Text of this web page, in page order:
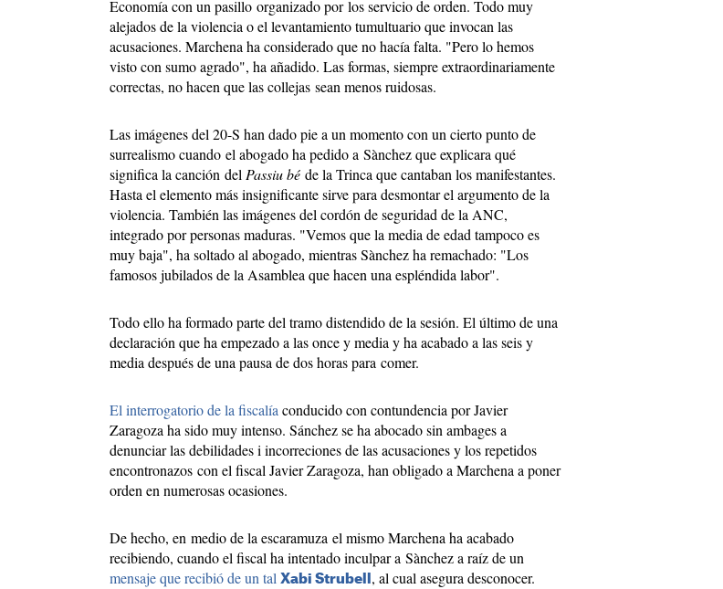
Economía con un pasillo organizado por los servicio de orden. Todo muy
alejados de la violencia o el levantamiento tumultuario que invocan las
acusaciones. Marchena ha considerado que no hacía falta. "Pero lo hemos
visto con sumo agrado", ha añadido. Las formas, siempre extraordinariamente
correctas, no hacen que las collejas sean menos ruidosas.
Las imágenes del 20-S han dado pie a un momento con un cierto punto de
surrealismo cuando el abogado ha pedido a Sànchez que explicara qué
significa la canción del Passiu bé de la Trinca que cantaban los manifestantes.
Hasta el elemento más insignificante sirve para desmontar el argumento de la
violencia. También las imágenes del cordón de seguridad de la ANC,
integrado por personas maduras. "Vemos que la media de edad tampoco es
muy baja", ha soltado al abogado, mientras Sànchez ha remachado: "Los
famosos jubilados de la Asamblea que hacen una espléndida labor".
Todo ello ha formado parte del tramo distendido de la sesión. El último de una
declaración que ha empezado a las once y media y ha acabado a las seis y
media después de una pausa de dos horas para comer.
El interrogatorio de la fiscalía conducido con contundencia por Javier
Zaragoza ha sido muy intenso. Sánchez se ha abocado sin ambages a
denunciar las debilidades i incorreciones de las acusaciones y los repetidos
encontronazos con el fiscal Javier Zaragoza, han obligado a Marchena a poner
orden en numerosas ocasiones.
De hecho, en medio de la escaramuza el mismo Marchena ha acabado
recibiendo, cuando el fiscal ha intentado inculpar a Sànchez a raíz de un
mensaje que recibió de un tal Xabi Strubell , al cual asegura desconocer.